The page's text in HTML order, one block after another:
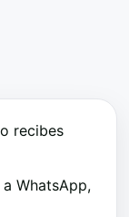
recibes
WhatsApp,